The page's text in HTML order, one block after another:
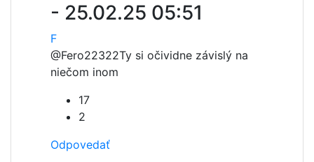
- 25.02.25 05:51
F
@Fero22322Ty si očividne závislý na
niečom inom
17
2
Odpovedať